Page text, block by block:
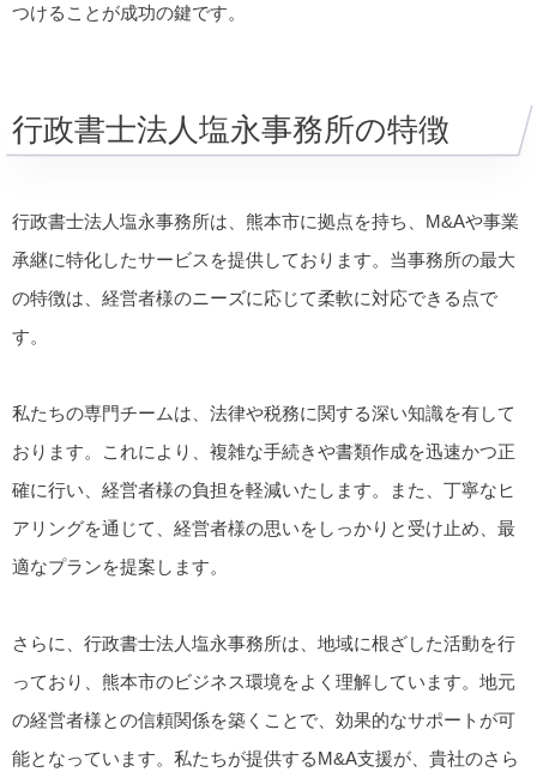
つけることが成功の鍵です。
行政書士法人塩永事務所の特徴
行政書士法人塩永事務所は、熊本市に拠点を持ち、M&Aや事業
承継に特化したサービスを提供しております。当事務所の最大
の特徴は、経営者様のニーズに応じて柔軟に対応できる点で
す。
私たちの専門チームは、法律や税務に関する深い知識を有して
おります。これにより、複雑な手続きや書類作成を迅速かつ正
確に行い、経営者様の負担を軽減いたします。また、丁寧なヒ
アリングを通じて、経営者様の思いをしっかりと受け止め、最
適なプランを提案します。
さらに、行政書士法人塩永事務所は、地域に根ざした活動を行
っており、熊本市のビジネス環境をよく理解しています。地元
の経営者様との信頼関係を築くことで、効果的なサポートが可
能となっています。私たちが提供するM&A支援が、貴社のさら